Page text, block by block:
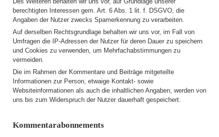
berechtigten Interessen gem. Art. 6 Abs. 1 lit. f. DSGVO, die
Angaben der Nutzer zwecks Spamerkennung zu verarbeiten.
Auf derselben Rechtsgrundlage behalten wir uns vor, im Fall von
Umfragen die IP-Adressen der Nutzer für deren Dauer zu speichern
und Cookies zu verwenden, um Mehrfachabstimmungen zu
vermeiden.
Die im Rahmen der Kommentare und Beiträge mitgeteilte
Informationen zur Person, etwaige Kontakt- sowie
Websiteinformationen als auch die inhaltlichen Angaben, werden von
uns bis zum Widerspruch der Nutzer dauerhaft gespeichert.
Kommentarabonnements